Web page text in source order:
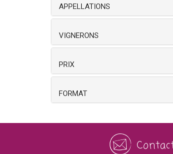
APPELLATIONS
VIGNERONS
PRIX
FORMAT